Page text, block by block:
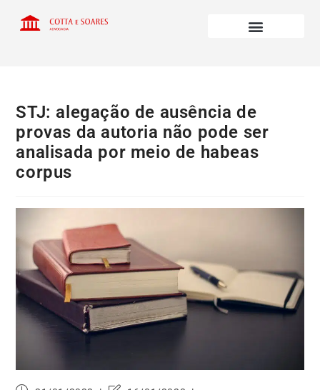
STJ: alegação de ausência de
provas da autoria não pode ser
analisada por meio de habeas
corpus